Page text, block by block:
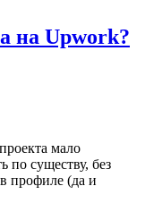
на Upwork?
мало
по существу, без
профиле (да и